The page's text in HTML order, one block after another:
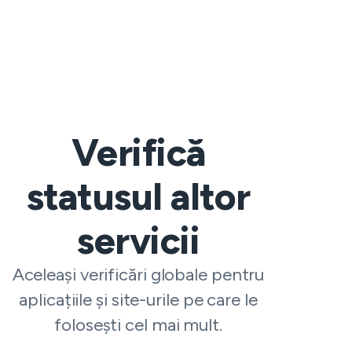
Verifică
statusul altor
servicii
Aceleași verificări globale pentru
aplicațiile și site-urile pe care le
folosești cel mai mult.